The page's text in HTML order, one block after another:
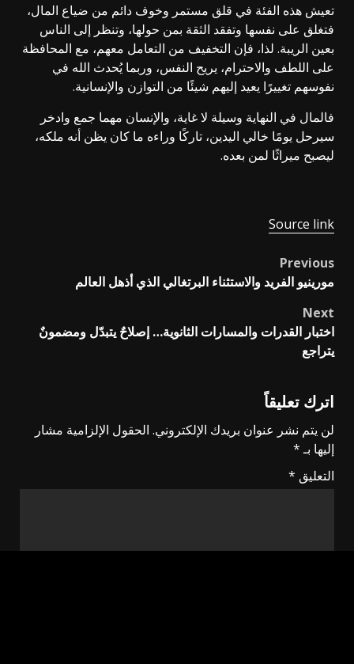
تعيش هذه الفئة في قلق مستمر وخوف دائم من ضياع المال،
فتغلق على نفسها وتفقد الثقة بمن حولها، وتنظر إلى الناس
بعين الريبة. لذا، فإن التخفيف من التعامل معهم، مع المحافظة
على اللطف والاحترام، يريح النفس، وربما يُحدث الله في
نفوسهم تغييرًا يعيد إليهم شيئًا من التوازن والإنسانية.
فالمال في النهاية وسيلة لا غاية، والإنسان مهما جمع وادخر
سيرحل يومًا خالي اليدين، تاركًا وراءه ما كان يظن أنه ملكه،
ليصبح ميراثًا لمن بعده.
Source link
Post
navigation
Previous
مورينيو الفريد والاستثناء البرتغالي الذي أذهل العالم
Next
اختبار القدرات والمسارات الثانوية… إصلاحٌ يتبدّل ومضمونٌ
يتراجع
اترك تعليقاً
لن يتم نشر عنوان بريدك الإلكتروني. الحقول الإلزامية مشار
إليها بـ*
التعليق *